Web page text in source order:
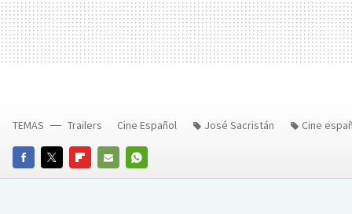
FACEBOOKTWITTERFLIPBOARD
E-
WHATSAPP
TEMAS Trailers Cine Español José Sacristán Cine